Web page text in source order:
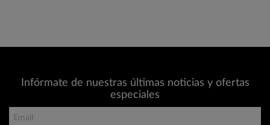
Infórmate de nuestras últimas noticias y ofertas
especiales